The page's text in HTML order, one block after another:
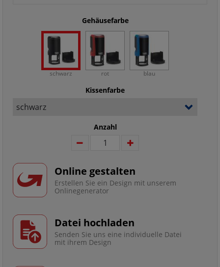
Gehäusefarbe
schwarz rot blau
Kissenfarbe
Anzahl
Online gestalten
Erstellen Sie ein Design mit unserem
Onlinegenerator
Datei hochladen
Senden Sie uns eine individuelle Datei
mit ihrem Design